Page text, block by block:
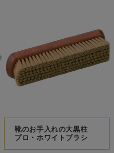
靴のお手入れの大黒柱
プロ・ホワイトブラシ